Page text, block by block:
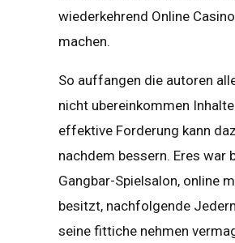
wiederkehrend Online
machen.
So auffangen die autoren
nicht ubereinkommen
effektive Forderung kann
nachdem bessern. Eres war
Gangbar-Spielsalon, online
besitzt, nachfolgende
seine fittiche nehmen